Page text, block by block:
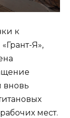
к
Я»,
вновь
мест.